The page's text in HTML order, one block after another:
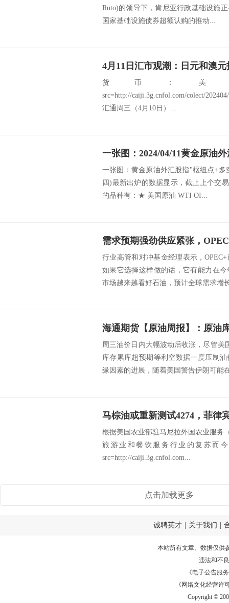
Ruto)的领导下，肯尼亚行政基础设施
国家基础设施债券超额认购的推动...
4月11日汇市观潮：日元和澳
货币：
src=http://caiji.3g.cnfol.com/colect/
汇通周三（4月10日）...
一张图：黄金原油外汇股指"枢纽点+多
四)最新出炉的数据显示，截止上个交
的品种有：★ 美国原油 WTI OI...
需求预期强劲供应紧张，
行业高管和对冲基金经理表示，
如果它选择这样做的话，它有能力在
市场越来越看好石油，预计全球需求增
周三油价日内大幅波动后收涨，尽管美
库存累库超预期等利空数据一度压制
缘因素的进展，随着美国警告伊朗可能
根据美国农业部驻马尼拉外国农业服务
旅游业和餐饮服务行业的复苏而
src=http://caiji.3g.cnfol.com...
点击加载更多
诚聘英才 关于我们
本站所有文章、数据仅供
违法和不
《电子公告服务
《网络文化经营许
Copyright ©